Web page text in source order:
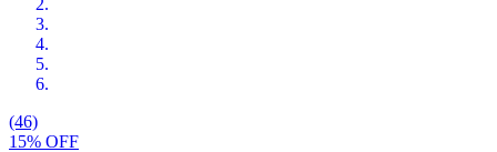
(46)
15% OFF